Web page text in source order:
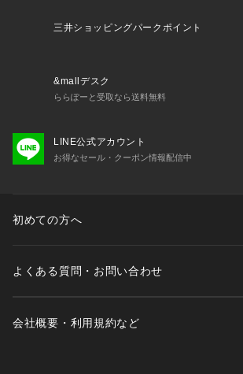
三井ショッピングパークポイント
&mallデスク
ららぽーと受取なら送料無料
LINE公式アカウント
お得なセール・クーポン情報配信中
初めての方へ
よくある質問・お問い合わせ
会社概要・利用規約など